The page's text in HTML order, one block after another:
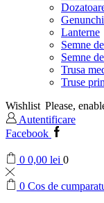
Lanterne
Semne
Semne
Trusa
Truse
Wishlist Please,
Autentificare
Facebook
0 0,00 lei 0
0 Cos de